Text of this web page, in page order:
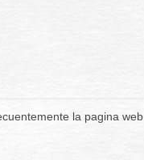
la pagina web